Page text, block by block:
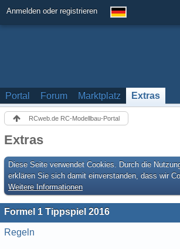
Anmelden oder registrieren
Portal Forum Marktplatz Extras
RCweb.de RC-Modellbau-Portal
Extras
Diese Seite verwendet Cookies. Durch die
erklären Sie sich damit einverstanden, dass wir
Weitere Informationen
Formel 1 Tippspiel 2016
Regeln